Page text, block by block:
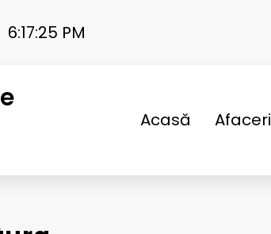
6:17:26 PM
Acasă Afaceri